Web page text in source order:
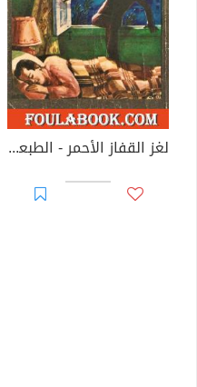
لغز القفاز الأحمر - الطبعة الرابعة